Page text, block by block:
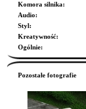
Komora silnika:
Audio:
Styl:
Kreatywność:
Ogólnie:
Pozostałe fotografie